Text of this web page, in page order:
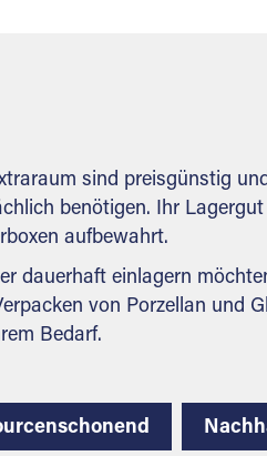
sind preisgünstig
benötigen. Ihr
aufbewahrt.
dauerhaft einlagern
von Porzellan und
Bedarf.